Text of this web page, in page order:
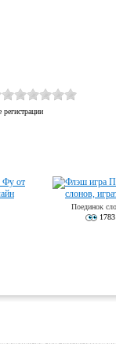
Поединок
1783